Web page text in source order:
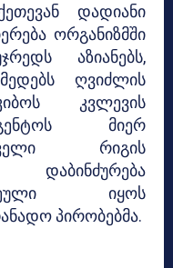
დადიანი
ორგანიზმში
აზიანებს,
ღვიძლის
კვლევის
მიერ
რიგის
დაბინძურება
იყოს
პირობებმა.